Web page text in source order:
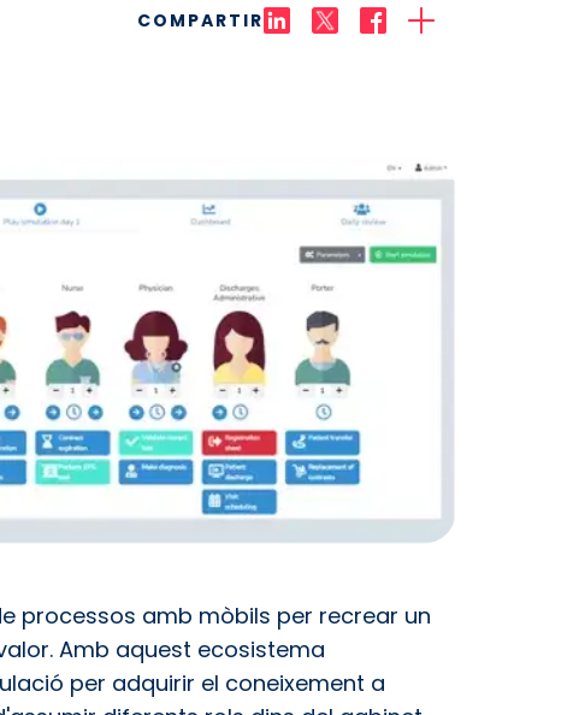
COMPARTIR
processos amb mòbils per recrear un
Amb aquest ecosistema
per adquirir el coneixement a